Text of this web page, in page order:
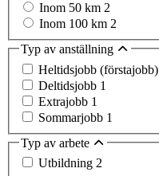
Inom 50 km 2
Inom 100 km 2
Typ av anställning
Heltidsjobb (förstajobb)
Deltidsjobb 1
Extrajobb 1
Sommarjobb 1
Typ av arbete
Utbildning 2